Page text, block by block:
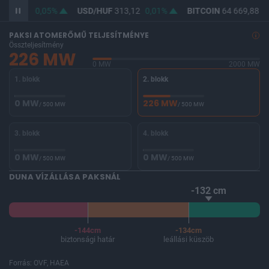
361,91 0,05% USD/HUF313,12 0,01% BITCOIN64 669,88
PAKSI ATOMERŐMŰ TELJESÍTMÉNYE
Összteljesítmény
226 MW 0 MW
2000 MW
1. blokk
0 MW/ 500 MW
2. blokk
226 MW/ 500 MW
3. blokk
0 MW/ 500 MW
4. blokk
0 MW/ 500 MW
DUNA VÍZÁLLÁSA PAKSNÁL
-132 cm
-144cm
biztonsági határ
-134cm
leállási küszöb
Forrás: OVF, HAEA